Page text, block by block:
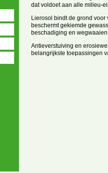
dat voldoet aan alle milieu-
Lierosol bindt de grond voor
beschermt gekiemde
beschadiging en
Antieverstuiving en
belangrijkste toepassingen